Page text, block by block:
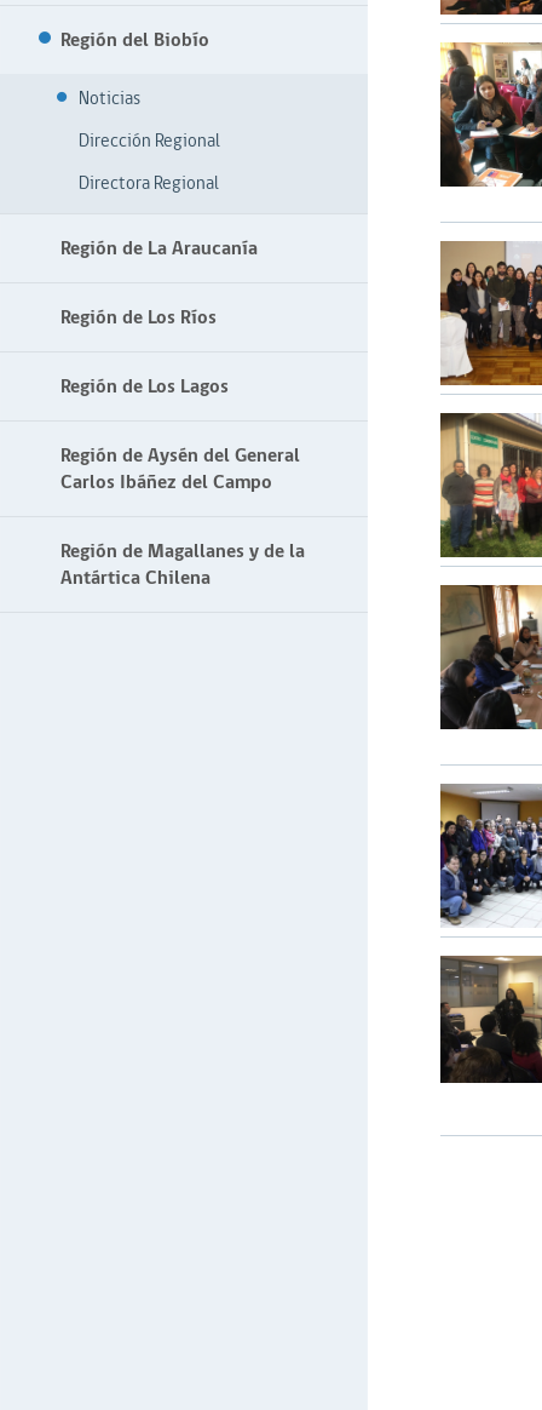
Región del Biobío
Noticias
Dirección Regional
Directora Regional
Región de La Araucanía
Región de Los Ríos
Región de Los Lagos
Región de Aysén del General
Carlos Ibáñez del Campo
Región de Magallanes y de la
Antártica Chilena